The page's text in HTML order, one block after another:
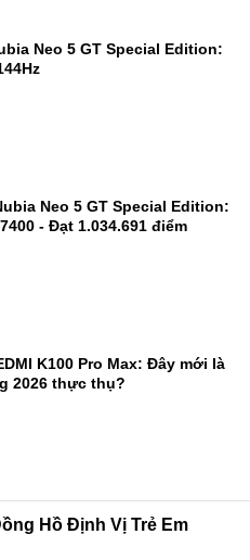
Neo 5 GT Special Edition:
Neo 5 GT Special Edition:
- Đạt 1.034.691 điểm
K100 Pro Max: Đây mới là
2026 thực thụ?
Hồ Định Vị Trẻ Em